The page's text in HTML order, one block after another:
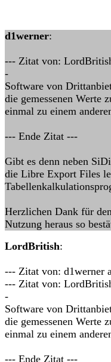
d1werner:
--- Zitat von:
-
Software von
die gemessenen Werte
einmal zu einem
--- Ende Zitat ---
Gibt es denn neben
die Libre Export Files
Herzlichen Dank für
Nutzung heraus so
LordBritish:
--- Zitat von: d1werner
--- Zitat von:
-
Software von
die gemessenen Werte
einmal zu einem
--- Ende Zitat ---